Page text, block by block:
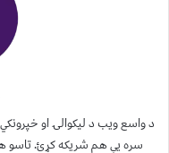
د واسع ویب د لیکوالۍ او
سره یې هم شریکه کړئ. تاسو